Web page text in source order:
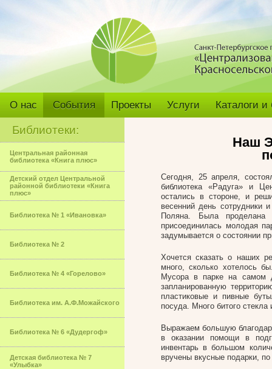
О нас События Проекты Услуги Каталоги
Библиотеки:
Центральная районная
библиотека «Книга плюс»
Детский отдел Центральной
районной библиотеки «Книга
плюс»
Библиотека № 1 «Ивановка»
Библиотека № 2
Библиотека № 4 «Горелово»
Библиотека им. А.Ф.Можайского
Библиотека № 6 «Дудергоф»
Детская библиотека № 7
«Улыбка»
Наш
Сегодня, 25 апреля,
библиотека «Радуга» и
остались в стороне, и
весенний день сотрудники
Поляна. Была проделана
присоединилась молодая
задумывается о состоянии
Хочется сказать о наших
много, сколько хотелось
Мусора в парке на самом
запланированную
пластиковые и пивные
посуда. Много битого стекла
Выражаем большую
в оказании помощи в
инвентарь в большом
вручены вкусные подарки,